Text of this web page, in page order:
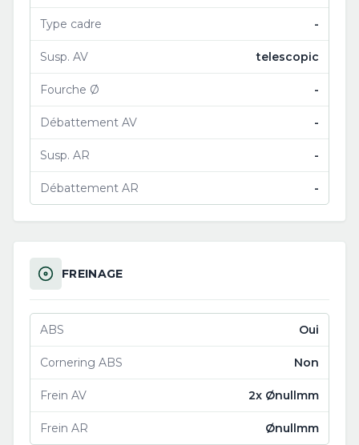
Type cadre -
Susp. AV telescopic
Fourche Ø -
Débattement AV -
Susp. AR -
Débattement AR -
FREINAGE
ABS Oui
Cornering ABS Non
Frein AV 2x Ønullmm
Frein AR Ønullmm